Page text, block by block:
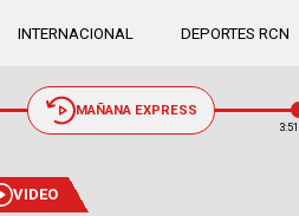
INTERNACIONAL DEPORTES RCN
MAÑANA EXPRESS
VIDEO